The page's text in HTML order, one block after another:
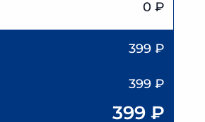
0 ₽
399 ₽
399 ₽
399 ₽